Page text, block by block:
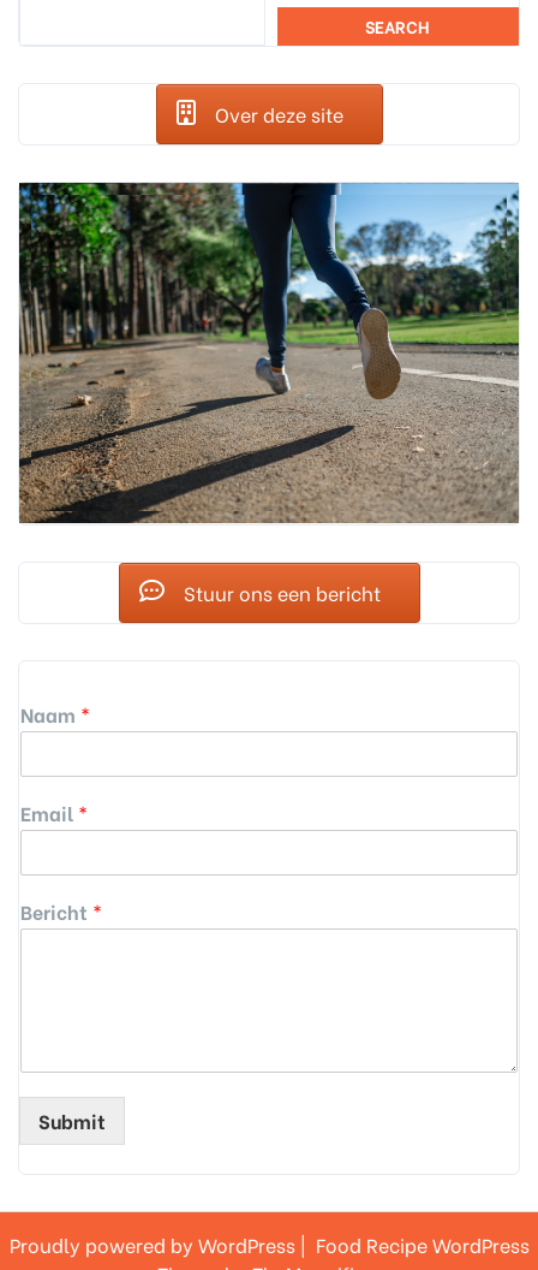
SEARCH
Over deze site
Stuur ons een bericht
Naam *
Email *
Bericht *
Submit
Proudly powered by WordPress | Food Recipe WordPress